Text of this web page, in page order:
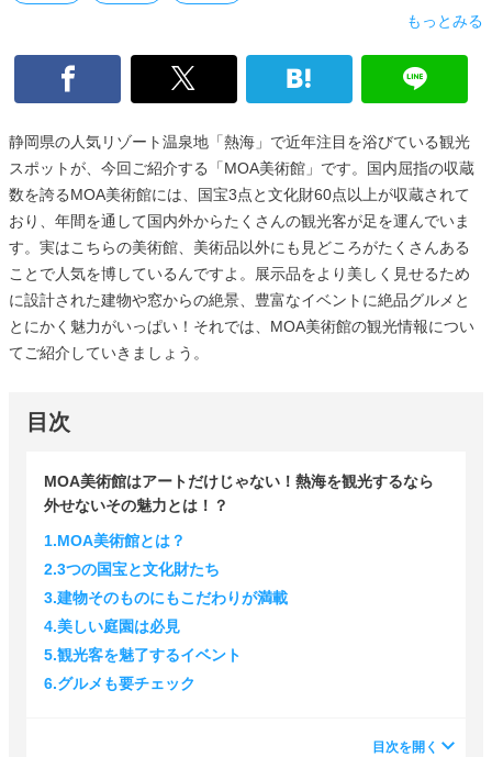
もっとみる
静岡県の人気リゾート温泉地「熱海」で近年注目を浴びている観光
スポットが、今回ご紹介する「MOA美術館」です。国内屈指の収蔵
数を誇るMOA美術館には、国宝3点と文化財60点以上が収蔵されて
おり、年間を通して国内外からたくさんの観光客が足を運んでいま
す。実はこちらの美術館、美術品以外にも見どころがたくさんある
ことで人気を博しているんですよ。展示品をより美しく見せるため
に設計された建物や窓からの絶景、豊富なイベントに絶品グルメと
とにかく魅力がいっぱい！それでは、MOA美術館の観光情報につい
てご紹介していきましょう。
目次
MOA美術館はアートだけじゃない！熱海を観光するなら
外せないその魅力とは！？
1.MOA美術館とは？
2.3つの国宝と文化財たち
3.建物そのものにもこだわりが満載
4.美しい庭園は必見
5.観光客を魅了するイベント
6.グルメも要チェック
目次を開く